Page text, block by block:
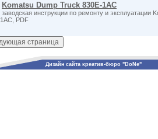
Komatsu Dump Truck 830E-1AC
заводская инструкции по ремонту и эксплуатации
1AC, PDF
Дизайн сайта креатив-бюро "DoNe"